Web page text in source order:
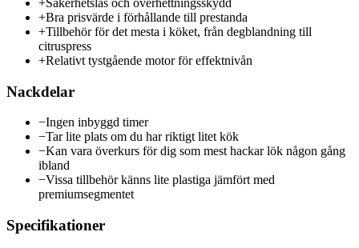
+Säkerhetslås och överhettningsskydd
+Bra prisvärde i förhållande till prestanda
+Tillbehör för det mesta i köket, från degblandning till
citruspress
+Relativt tystgående motor för effektnivån
Nackdelar
−Ingen inbyggd timer
−Tar lite plats om du har riktigt litet kök
−Kan vara överkurs för dig som mest hackar lök någon gång
ibland
−Vissa tillbehör känns lite plastiga jämfört med
premiumsegmentet
Specifikationer